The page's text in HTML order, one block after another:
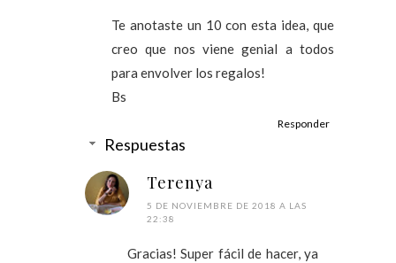
Te anotaste un 10 con esta idea, que
creo que nos viene genial a todos
para envolver los regalos!
Bs
Responder
Respuestas
Terenya
5 DE NOVIEMBRE DE 2018 A LAS
22:38
Gracias! Super fácil de hacer, ya